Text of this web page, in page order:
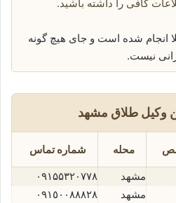
کافی را داشته باشید.
انجام شده است و جای هیچ گونه
نیست.
وکیل طلاق مشهد
محله
شماره تماس
مشهد
۰۹۱۵۵۳۲۰۷۷۸
مشهد
٠٩١٥٠٠٨٨٨٢٨